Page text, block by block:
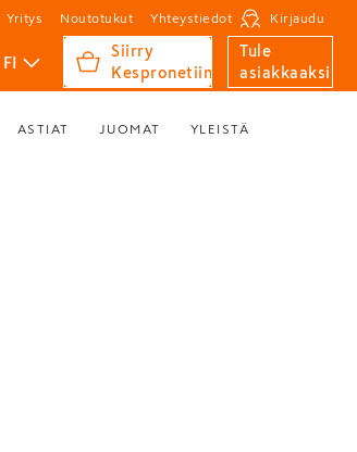
Yritys Noutotukut Yhteystiedot Kirjaudu
FI
Siirry
Kespronetiin
Tule
asiakkaaksi
ASTIAT JUOMAT YLEISTÄ